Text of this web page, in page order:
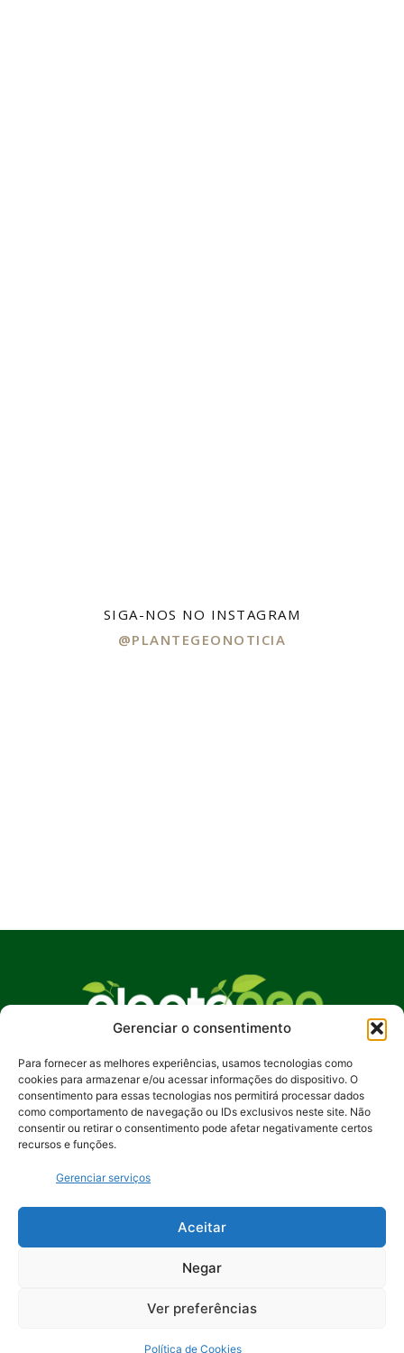
Gerenciar o consentimento
Para fornecer as melhores experiências, usamos tecnologias como
cookies para armazenar e/ou acessar informações do dispositivo. O
consentimento para essas tecnologias nos permitirá processar dados
como comportamento de navegação ou IDs exclusivos neste site. Não
consentir ou retirar o consentimento pode afetar negativamente certos
recursos e funções.
Gerenciar serviços
Aceitar
Negar
Ver preferências
Política de Cookies
SIGA-NOS NO INSTAGRAM
@PLANTEGEONOTICIA
No Plante Geo Notícias, buscamos promover
uma compreensão mais profunda das questões
ambientais, incentivando ações sustentáveis e
despertando o interesse pela preservação de
nosso planeta. Junte-se a nós na jornada rumo a
Contato:contato@plantegeonoticias.com.br